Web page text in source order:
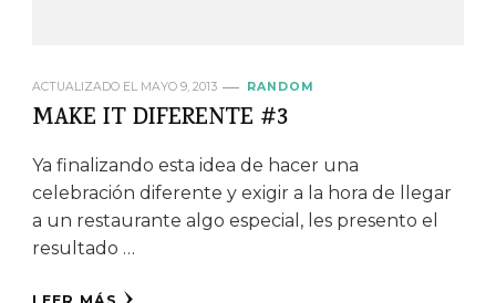
ACTUALIZADO EL MAYO 9, 2013 RANDOM
MAKE IT DIFERENTE #3
Ya finalizando esta idea de hacer una
celebración diferente y exigir a la hora de llegar
a un restaurante algo especial, les presento el
resultado …